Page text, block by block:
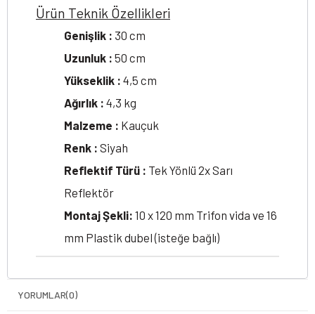
Ürün Teknik Özellikleri
Genişlik : 30 cm
Uzunluk : 50 cm
Yükseklik : 4,5 cm
Ağırlık : 4,3 kg
Malzeme : Kauçuk
Renk : Siyah
Reflektif Türü : Tek Yönlü 2x Sarı
Reflektör
Montaj Şekli: 10 x 120 mm Trifon vida ve 16
mm Plastik dubel (isteğe bağlı)
YORUMLAR(0)